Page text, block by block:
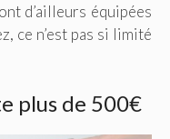
d’ailleurs équipées
ce n’est pas si limité
plus de 500€